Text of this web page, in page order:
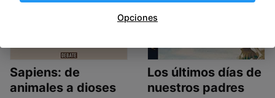
Sapiens: de
animales a dioses
Los últimos días de
nuestros padres
Opciones